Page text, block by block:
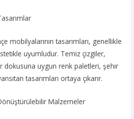
mobilyalarının tasarımları, genellikle
uyumludur. Temiz çizgiler,
dokusuna uygun renk paletleri, şehir
tasarımları ortaya çıkarır.
Malzemeler